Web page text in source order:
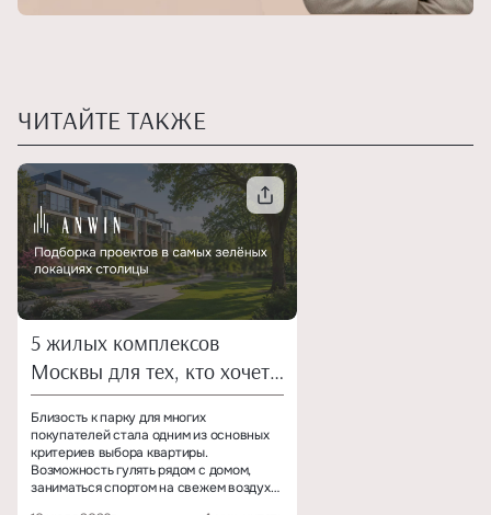
ЧИТАЙТЕ ТАКЖЕ
5 жилых комплексов
Москвы для тех, кто хочет
жить у парка
Близость к парку для многих
покупателей стала одним из основных
критериев выбора квартиры.
Возможность гулять рядом с домом,
заниматься спортом на свежем воздухе